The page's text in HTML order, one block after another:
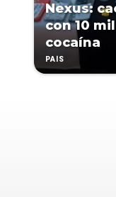
Nexus:
con 10
cocaína
PAÍS